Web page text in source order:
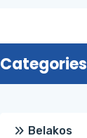
Categories
Belakos